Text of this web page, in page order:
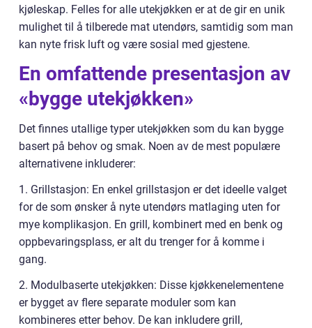
kjøleskap. Felles for alle utekjøkken er at de gir en unik
mulighet til å tilberede mat utendørs, samtidig som man
kan nyte frisk luft og være sosial med gjestene.
En omfattende presentasjon av
«bygge utekjøkken»
Det finnes utallige typer utekjøkken som du kan bygge
basert på behov og smak. Noen av de mest populære
alternativene inkluderer:
1. Grillstasjon: En enkel grillstasjon er det ideelle valget
for de som ønsker å nyte utendørs matlaging uten for
mye komplikasjon. En grill, kombinert med en benk og
oppbevaringsplass, er alt du trenger for å komme i
gang.
2. Modulbaserte utekjøkken: Disse kjøkkenelementene
er bygget av flere separate moduler som kan
kombineres etter behov. De kan inkludere grill,